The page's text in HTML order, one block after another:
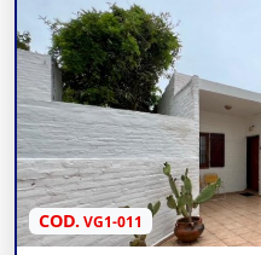
COD.VG1-011